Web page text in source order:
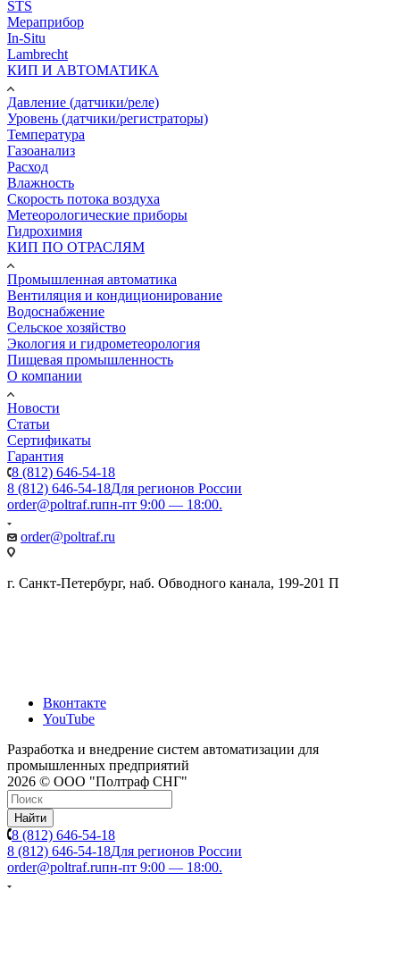
STS
Мераприбор
In-Situ
Lambrecht
КИП И АВТОМАТИКА
Давление (датчики/реле)
Уровень (датчики/регистраторы)
Температура
Газоанализ
Расход
Влажность
Скорость потока воздуха
Метеорологические приборы
Гидрохимия
КИП ПО ОТРАСЛЯМ
Промышленная автоматика
Вентиляция и кондиционирование
Водоснабжение
Сельское хозяйство
Экология и гидрометеорология
Пищевая промышленность
О компании
Новости
Статьи
Сертификаты
Гарантия
8 (812) 646-54-18
8 (812) 646-54-18Для регионов России
order@poltraf.ruпн-пт 9:00 — 18:00.
order@poltraf.ru
г. Санкт-Петербург, наб. Обводного канала, 199-201 П
Вконтакте
YouTube
Разработка и внедрение систем автоматизации для
промышленных предприятий
2026 © ООО "Полтраф СНГ"
Найти
8 (812) 646-54-18
8 (812) 646-54-18Для регионов России
order@poltraf.ruпн-пт 9:00 — 18:00.